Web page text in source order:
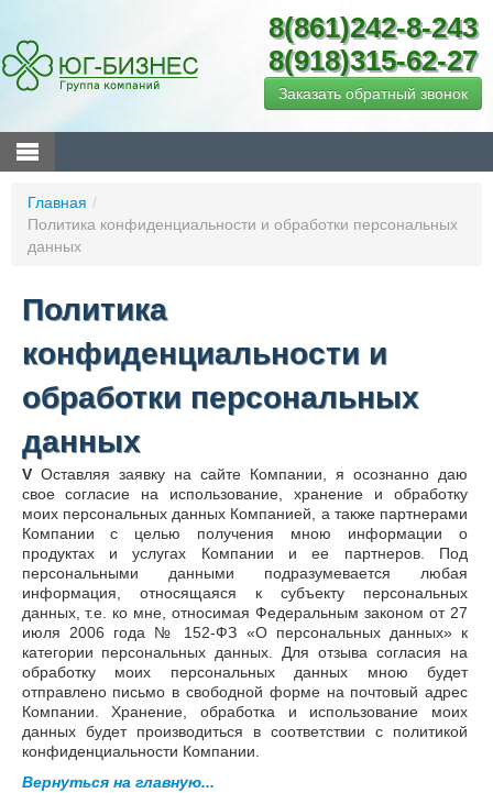
8(861)242-8-243
8(918)315-62-27
Заказать обратный звонок
Главная /
Политика конфиденциальности и обработки персональных
данных
Политика
конфиденциальности и
обработки персональных
данных
VОставляя заявку на сайте Компании, я осознанно даю
свое согласие на использование, хранение и обработку
моих персональных данных Компанией, а также партнерами
Компании с целью получения мною информации о
продуктах и услугах Компании и ее партнеров. Под
персональными данными подразумевается любая
информация, относящаяся к субъекту персональных
данных, т.е. ко мне, относимая Федеральным законом от 27
июля 2006 года № 152-ФЗ «О персональных данных» к
категории персональных данных. Для отзыва согласия на
обработку моих персональных данных мною будет
отправлено письмо в свободной форме на почтовый адрес
Компании. Хранение, обработка и использование моих
данных будет производиться в соответствии с политикой
конфиденциальности Компании.
Вернуться на главную...